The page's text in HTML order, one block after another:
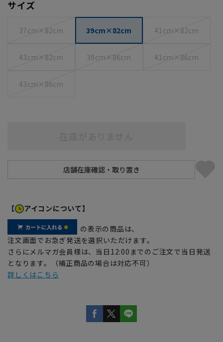
サイズ
37cm×82cm 39cm×82cm 41cm×82cm
43cm×82cm 39cm×86cm 41cm×86cm
43cm×86cm
【 アイコンについて】
の表示の商品は、
注文画面でお急ぎ発送を選択いただけます。
さらにメルマガ会員様は、当日12:00までのご注文で当日発送
となります。（補正商品の場合は対応不可）
詳しくはこちら